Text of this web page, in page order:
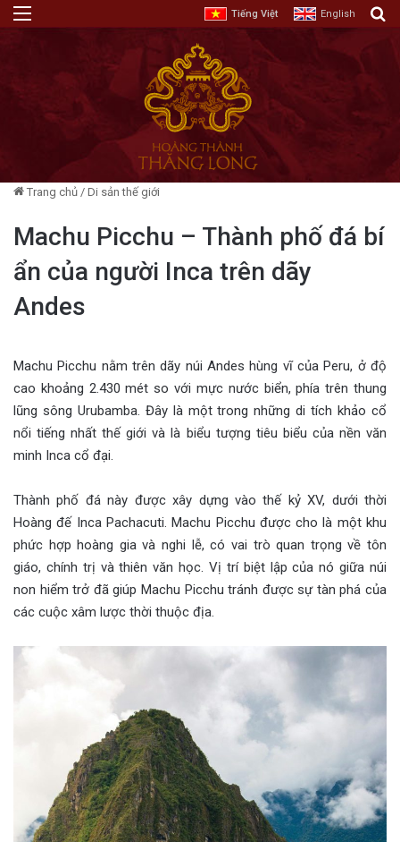
Tiếng Việt English
Trang chủ / Di sản thế giới
Machu Picchu – Thành phố đá bí
ẩn của người Inca trên dãy
Andes
Machu Picchu nằm trên dãy núi Andes hùng vĩ của Peru, ở độ
cao khoảng 2.430 mét so với mực nước biển, phía trên thung
lũng sông Urubamba. Đây là một trong những di tích khảo cổ
nổi tiếng nhất thế giới và là biểu tượng tiêu biểu của nền văn
minh Inca cổ đại.
Thành phố đá này được xây dựng vào thế kỷ XV, dưới thời
Hoàng đế Inca Pachacuti. Machu Picchu được cho là một khu
phức hợp hoàng gia và nghi lễ, có vai trò quan trọng về tôn
giáo, chính trị và thiên văn học. Vị trí biệt lập của nó giữa núi
non hiểm trở đã giúp Machu Picchu tránh được sự tàn phá của
các cuộc xâm lược thời thuộc địa.